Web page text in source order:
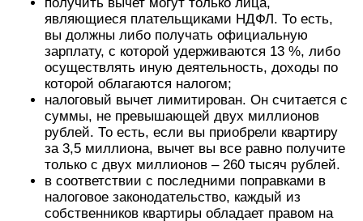
являющиеся плательщиками НДФЛ. То есть,
вы должны либо получать официальную
зарплату, с которой удерживаются 13 %, либо
осуществлять иную деятельность, доходы по
которой облагаются налогом;
налоговый вычет лимитирован. Он считается с
суммы, не превышающей двух миллионов
рублей. То есть, если вы приобрели квартиру
за 3,5 миллиона, вычет вы все равно получите
только с двух миллионов – 260 тысяч рублей.
в соответствии с последними поправками в
налоговое законодательство, каждый из
собственников квартиры обладает правом на